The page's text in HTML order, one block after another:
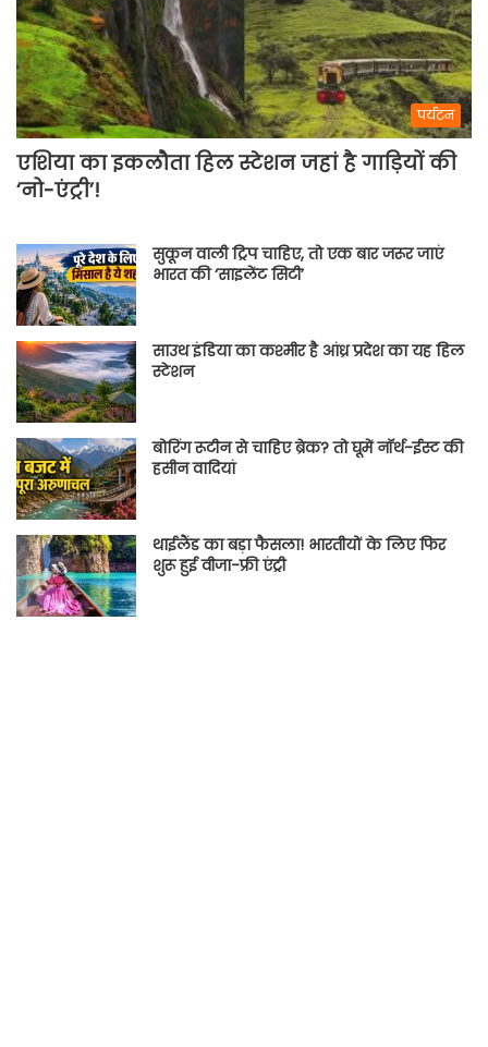
पर्यटन
एशिया का इकलौता हिल स्टेशन जहां है गाड़ियों की
‘नो-एंट्री’!
सुकून वाली ट्रिप चाहिए, तो एक बार जरूर जाएं
भारत की ‘साइलेंट सिटी’
साउथ इंडिया का कश्मीर है आंध्र प्रदेश का यह हिल
स्टेशन
बोरिंग रूटीन से चाहिए ब्रेक? तो घूमें नॉर्थ-ईस्ट की
हसीन वादियां
थाईलैंड का बड़ा फैसला! भारतीयों के लिए फिर
शुरू हुई वीजा-फ्री एंट्री